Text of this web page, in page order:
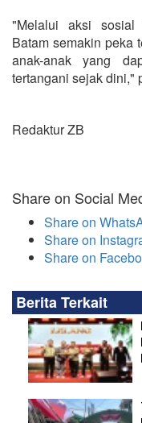
"Melalui aksi sosial
Batam semakin peka
anak-anak yang
tertangani sejak dini,"
Redaktur ZB
Share on Social
Share on
Share on
Share on
Berita Terkait